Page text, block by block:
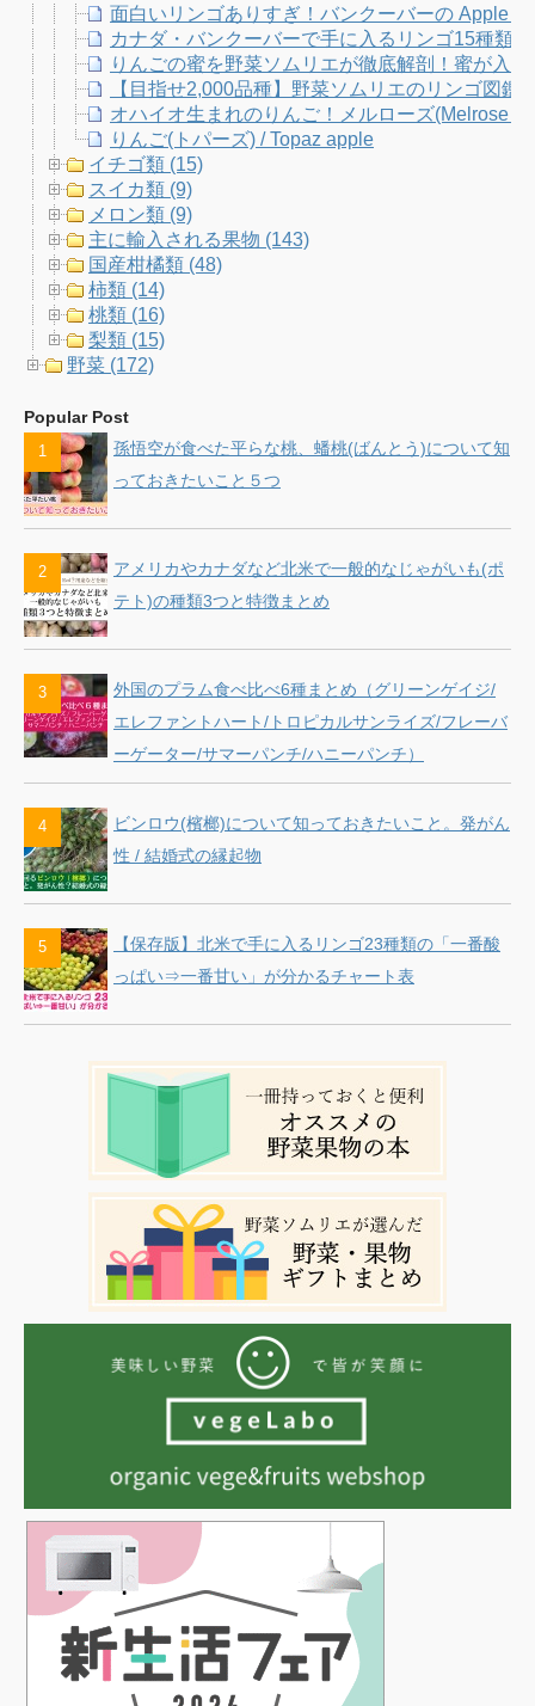
面白いリンゴありすぎ！バンクーバーの Apple
カナダ・バンクーバーで手に入るリンゴ15種類
りんごの蜜を野菜ソムリエが徹底解剖！蜜が入
【目指せ2,000品種】野菜ソムリエのリンゴ図
オハイオ生まれのりんご！メルローズ(Melrose
りんご(トパーズ) / Topaz apple
イチゴ類 (15)
スイカ類 (9)
メロン類 (9)
主に輸入される果物 (143)
国産柑橘類 (48)
柿類 (14)
桃類 (16)
梨類 (15)
野菜 (172)
Popular Post
孫悟空が食べた平らな桃、蟠桃(ばんとう)について知
っておきたいこと５つ
アメリカやカナダなど北米で一般的なじゃがいも(ポ
テト)の種類3つと特徴まとめ
外国のプラム食べ比べ6種まとめ（グリーンゲイジ/
エレファントハート/トロピカルサンライズ/フレーバ
ーゲーター/サマーパンチ/ハニーパンチ）
ビンロウ(檳榔)について知っておきたいこと。発がん
性 / 結婚式の縁起物
【保存版】北米で手に入るリンゴ23種類の「一番酸
っぱい⇒一番甘い」が分かるチャート表